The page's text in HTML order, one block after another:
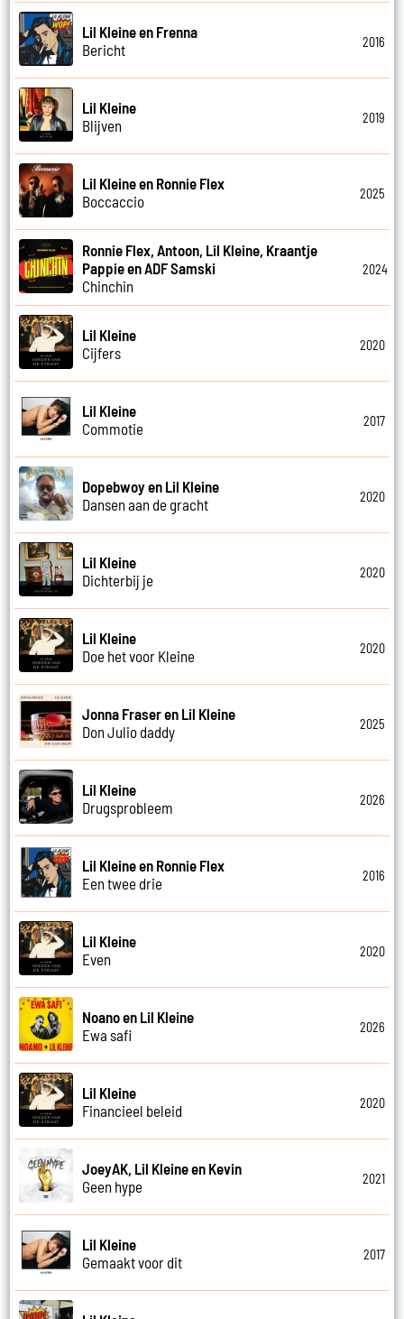
Lil Kleine en Frenna
Bericht
2016
Lil Kleine
Blijven
2019
Lil Kleine en Ronnie Flex
Boccaccio
2025
Ronnie Flex, Antoon, Lil Kleine, Kraantje
Pappie en ADF Samski
Chinchin
2024
Lil Kleine
Cijfers
2020
Lil Kleine
Commotie
2017
Dopebwoy en Lil Kleine
Dansen aan de gracht
2020
Lil Kleine
Dichterbij je
2020
Lil Kleine
Doe het voor Kleine
2020
Jonna Fraser en Lil Kleine
Don Julio daddy
2025
Lil Kleine
Drugsprobleem
2026
Lil Kleine en Ronnie Flex
Een twee drie
2016
Lil Kleine
Even
2020
Noano en Lil Kleine
Ewa safi
2026
Lil Kleine
Financieel beleid
2020
JoeyAK, Lil Kleine en Kevin
Geen hype
2021
Lil Kleine
Gemaakt voor dit
2017